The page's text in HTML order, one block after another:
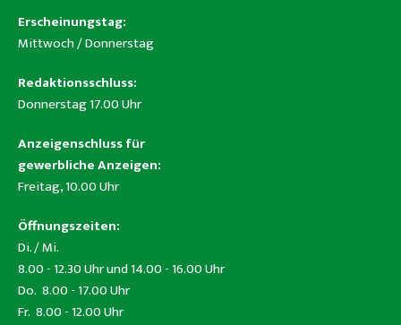
Erscheinungstag:
Mittwoch / Donnerstag
Redaktionsschluss:
Donnerstag 17.00 Uhr
Anzeigenschluss für
gewerbliche Anzeigen:
Freitag, 10.00 Uhr
Öffnungszeiten:
Di. / Mi.
8.00 - 12.30 Uhr und 14.00 - 16.00 Uhr
Do. 8.00 - 17.00 Uhr
Fr. 8.00 - 12.00 Uhr